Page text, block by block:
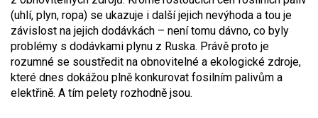
(uhlí, plyn, ropa) se ukazuje i další jejich nevýhoda a tou je
závislost na jejich dodávkách – není tomu dávno, co byly
problémy s dodávkami plynu z Ruska. Právě proto je
rozumné se soustředit na obnovitelné a ekologické zdroje,
které dnes dokážou plně konkurovat fosilním palivům a
elektřině. A tím pelety rozhodně jsou.